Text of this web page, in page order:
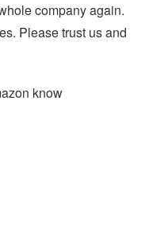
company again.
Please trust us and
know